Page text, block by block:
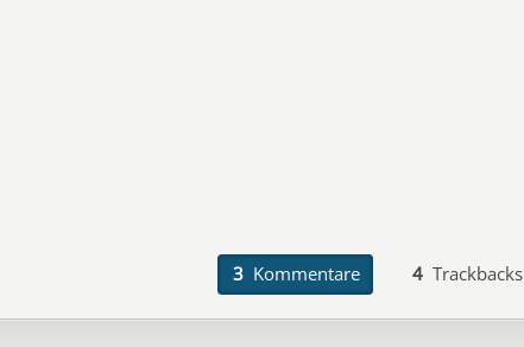
3 Kommentare 4 Trackbacks